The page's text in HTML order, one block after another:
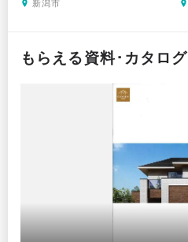
新潟市
もらえる資料･カタログ